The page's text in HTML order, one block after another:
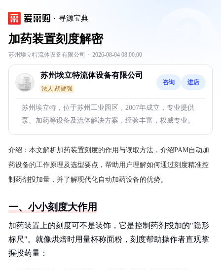
寻源宝典
加药装置刻度解密
苏州埃立特流体设备有限公司 · 2026-08-04 08:00:00
苏州埃立特流体设备有限公司
法人:胡健强
咨询 进店
苏州埃立特，位于苏州工业园区，2007年成立，专业提供
泵、加药等设备及流体解决方案，经验丰富，权威专业。
介绍： 本文解析加药装置刻度的作用与读取方法，介绍PAM自动加
药设备的工作原理及选型要点，帮助用户理解如何通过刻度精准控
制药剂投加量，并了解现代化自动加药设备的优势。
一、小小刻度大作用
加药装置上的刻度可不是装饰，它是控制药剂投加的"隐形
标尺"。就像烘焙时用量杯称面粉，刻度帮助操作者直观掌
握投药量：